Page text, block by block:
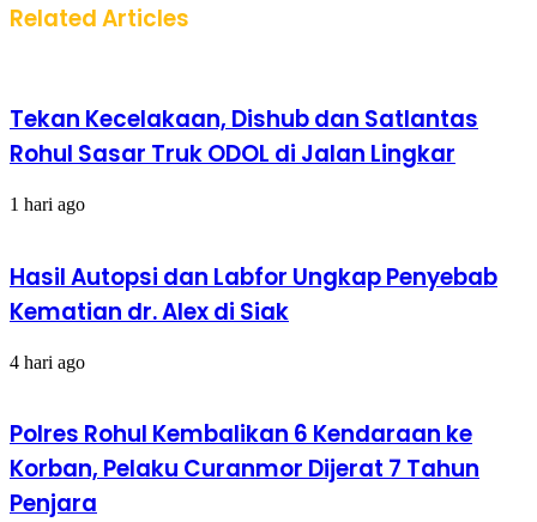
Related Articles
Tekan Kecelakaan, Dishub dan Satlantas
Rohul Sasar Truk ODOL di Jalan Lingkar
1 hari ago
Hasil Autopsi dan Labfor Ungkap Penyebab
Kematian dr. Alex di Siak
4 hari ago
Polres Rohul Kembalikan 6 Kendaraan ke
Korban, Pelaku Curanmor Dijerat 7 Tahun
Penjara